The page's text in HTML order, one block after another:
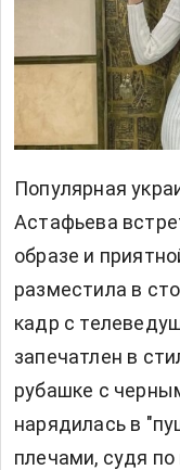
Популярная
Астафьева
образе и
разместила в
кадр с
запечатлен в
рубашке с
нарядилась в
плечами, судя по